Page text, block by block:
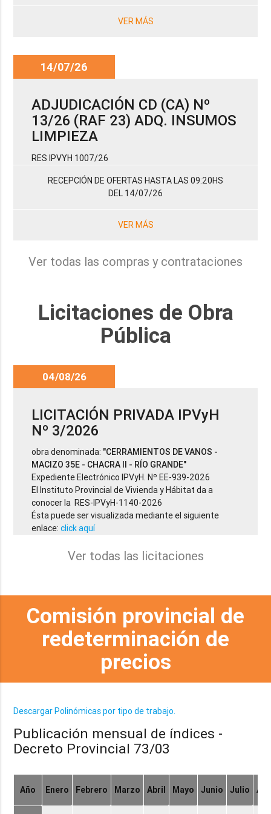
VER MÁS
14/07/26
ADJUDICACIÓN CD (CA) Nº
13/26 (RAF 23) ADQ. INSUMOS
LIMPIEZA
RES IPVYH 1007/26
RECEPCIÓN DE OFERTAS HASTA LAS 09:20HS
DEL 14/07/26
VER MÁS
Ver todas las compras y contrataciones
Licitaciones de Obra
Pública
04/08/26
LICITACIÓN PRIVADA IPVyH
Nº 3/2026
obra denominada: "CERRAMIENTOS DE VANOS -
MACIZO 35E - CHACRA II - RÍO GRANDE"
Expediente Electrónico IPVyH. Nº EE-939-2026
El Instituto Provincial de Vivienda y Hábitat da a
conocer la RES-IPVyH-1140-2026
Ésta puede ser visualizada mediante el siguiente
enlace:click aquí
Ver todas las licitaciones
Comisión provincial de
redeterminación de
precios
Descargar Polinómicas por tipo de trabajo.
Publicación mensual de índices -
Decreto Provincial 73/03
Año Enero Febrero Marzo Abril Mayo Junio Julio